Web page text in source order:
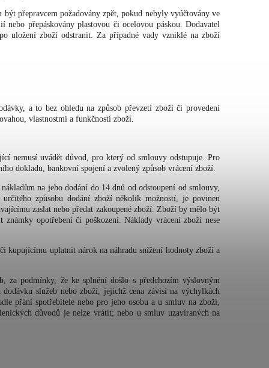
přepravcem požadovány zpět, pokud nebyly vyúčtovány ve
přepáskovány plastovou či ocelovou páskou. Dodavatel
uložení zboží odstranit. Za případné vady vzniklé na zboží
a to bez ohledu na způsob převzetí zboží či provedení
vlastnostmi a funkčností zboží.
nemusí uvádět důvod, pro který od smlouvy odstupuje. Pro
dokladu, bankovní spojení a zvolený způsob vrácení zboží.
na jeho dodání do 14 dnů od odstoupení od smlouvy,
způsobu dodání zboží několik možností, je povinen
zaslat nebo předat zakoupené zboží. Zboží by mělo být
opotřebení či poškození. Náklady vrácení zboží nese
kupujícímu uplatnit nárok na náhradu snížení hodnoty zboží a
za podmínky, že ke splnění došlo s předchozím výslovným
služeb nebo zboží, jejichž cena závisí na výchylkách
přání spotřebitele nebo pro jeho osobu a u smluv na zboží,
důvodů je nelze vrátit; nebo u smluv uzavíraných na